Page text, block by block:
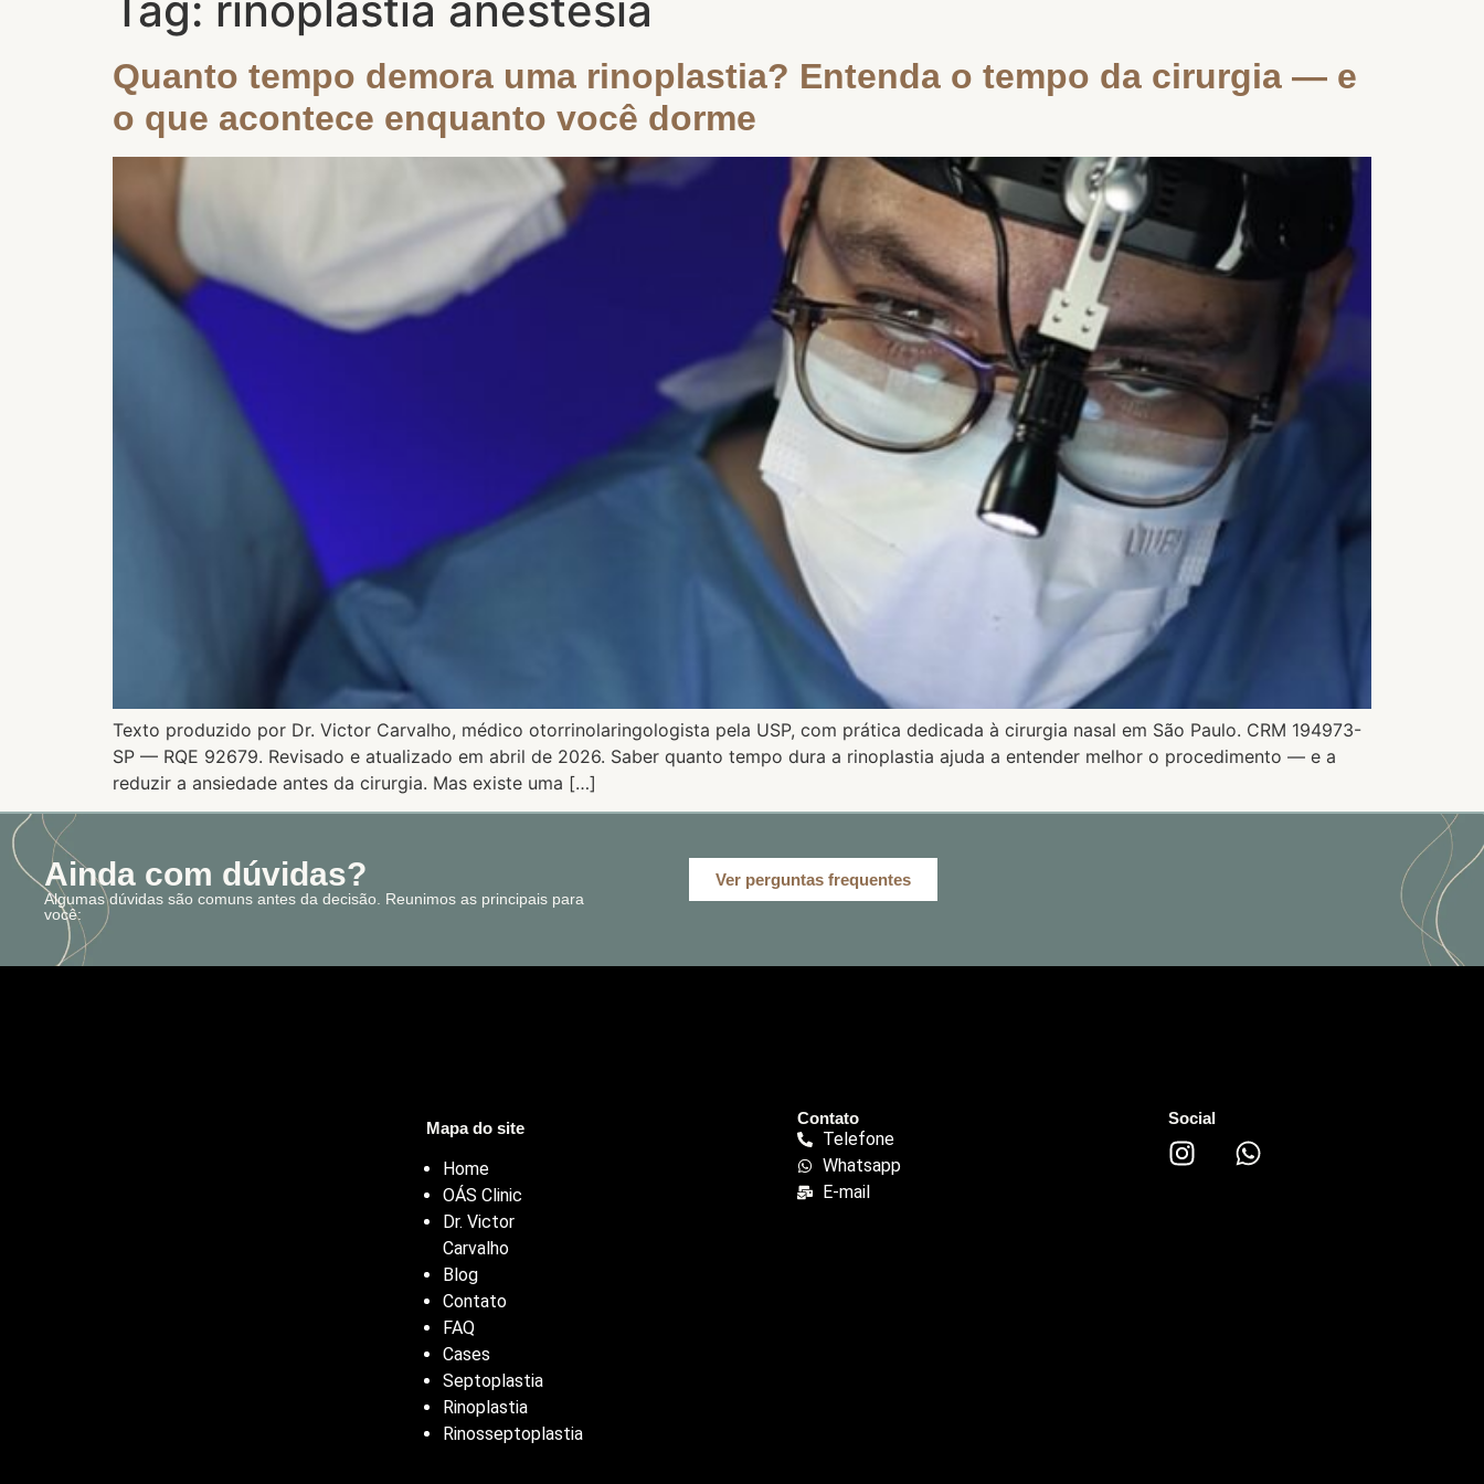
Quanto tempo demora uma rinoplastia? Entenda o tempo da cirurgia — e
o que acontece enquanto você dorme
Texto produzido por Dr. Victor Carvalho, médico otorrinolaringologista pela USP, com prática dedicada à cirurgia nasal em São Paulo. CRM 194973-
SP — RQE 92679. Revisado e atualizado em abril de 2026. Saber quanto tempo dura a rinoplastia ajuda a entender melhor o procedimento — e a
reduzir a ansiedade antes da cirurgia. Mas existe uma […]
Ainda com dúvidas?
Algumas dúvidas são comuns antes da decisão. Reunimos as principais para
você:
Ver perguntas frequentes
Mapa do site
Home
OÁS Clinic
Dr. Victor
Carvalho
Blog
Contato
FAQ
Cases
Septoplastia
Rinoplastia
Rinosseptoplastia
Contato
Telefone
Whatsapp
E-mail
Social